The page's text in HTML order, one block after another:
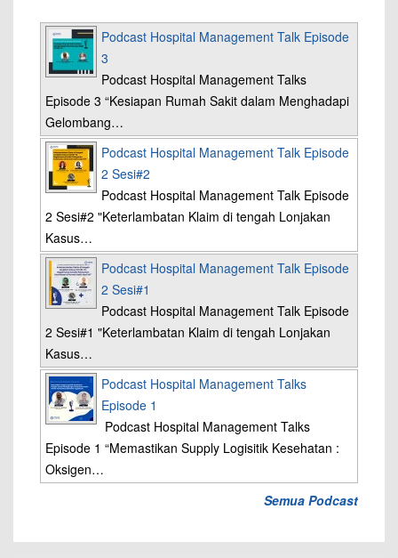
Podcast Hospital Management Talk Episode
3
Podcast Hospital Management Talks
Episode 3 “Kesiapan Rumah Sakit dalam Menghadapi
Gelombang…
Podcast Hospital Management Talk Episode
2 Sesi#2
Podcast Hospital Management Talk Episode
2 Sesi#2 "Keterlambatan Klaim di tengah Lonjakan
Kasus…
Podcast Hospital Management Talk Episode
2 Sesi#1
Podcast Hospital Management Talk Episode
2 Sesi#1 "Keterlambatan Klaim di tengah Lonjakan
Kasus…
Podcast Hospital Management Talks
Episode 1
Podcast Hospital Management Talks
Episode 1 “Memastikan Supply Logisitik Kesehatan :
Oksigen…
Semua Podcast